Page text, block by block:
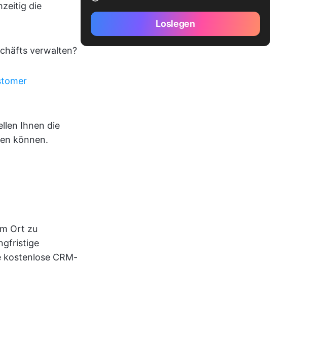
die
verwalten?
Ihnen die
können.
Ort zu
kostenlose CRM-
Loslegen